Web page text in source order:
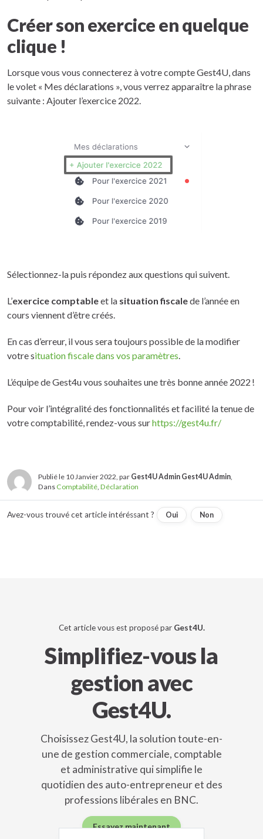
Créer son exercice en quelque
clique !
Lorsque vous vous connecterez à votre compte Gest4U, dans
le volet « Mes déclarations », vous verrez apparaître la phrase
suivante : Ajouter l’exercice 2022.
Sélectionnez-la puis répondez aux questions qui suivent.
L’exercice comptableet la situation fiscalede l’année en
cours viennent d’être créés.
En cas d’erreur, il vous sera toujours possible de la modifier
votre situation fiscale dans vos paramètres.
L’équipe de Gest4u vous souhaites une très bonne année 2022 !
Pour voir l’intégralité des fonctionnalités et facilité la tenue de
votre comptabilité, rendez-vous surhttps://gest4u.fr/
Publié le 10 Janvier 2022, par Gest4U Admin Gest4U Admin,
Dans Comptabilité, Déclaration
Avez-vous trouvé cet article intéréssant ? Oui Non
Cet article vous est proposé par Gest4U.
Simplifiez-vous la
gestion avec
Gest4U.
Choisissez Gest4U, la solution toute-en-
une de gestion commerciale, comptable
et administrative qui simplifie le
quotidien des auto-entrepreneur et des
professions libérales en BNC.
Essayez maintenant